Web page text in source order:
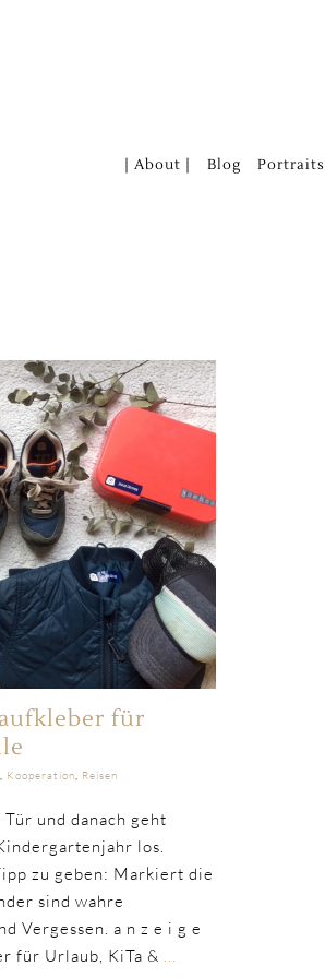
| About | Blog Portraits
für
, Kooperation, Reisen
und danach geht
los.
zu geben: Markiert die
sind wahre
Vergessen. a n z e i g e
für Urlaub, KiTa & ...